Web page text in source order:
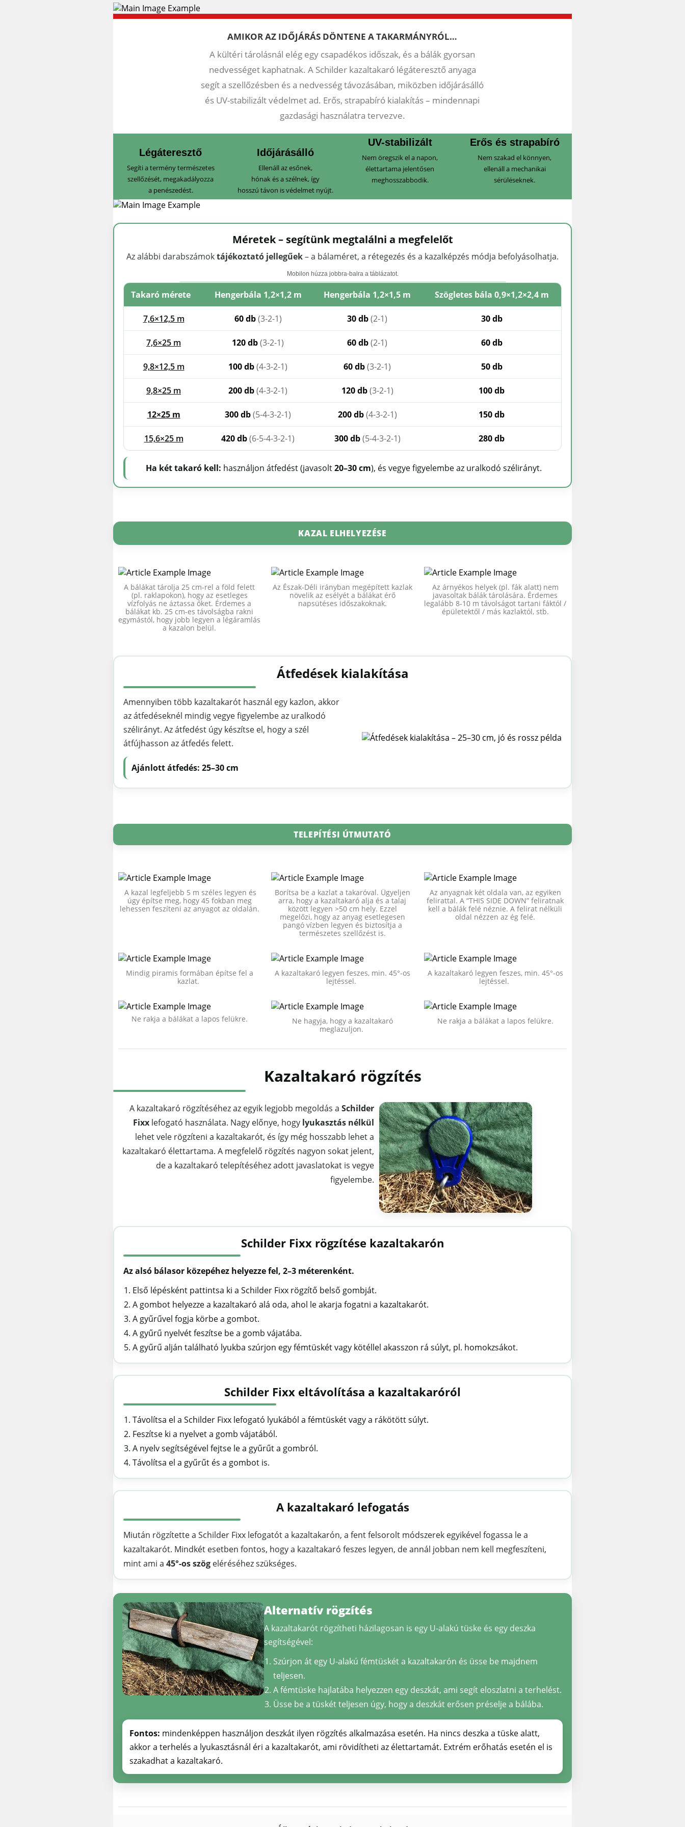
AMIKOR AZ IDŐJÁRÁS DÖNTENE A TAKARMÁNYRÓL…
A kültéri tárolásnál elég egy csapadékos időszak, és a bálák gyorsan
nedvességet kaphatnak. A Schilder kazaltakaró légáteresztő anyaga
segít a szellőzésben és a nedvesség távozásában, miközben időjárásálló
és UV-stabilizált védelmet ad. Erős, strapabíró kialakítás – mindennapi
gazdasági használatra tervezve.
Légáteresztő
Segíti a termény természetes
szellőzését, megakadályozza
a penészedést.
Időjárásálló
Ellenáll az esőnek,
hónak és a szélnek, így
hosszú távon is védelmet nyújt.
UV-stabilizált
Nem öregszik el a napon,
élettartama jelentősen
meghosszabbodik.
Erős és strapabíró
Nem szakad el könnyen,
ellenáll a mechanikai
sérüléseknek.
Méretek – segítünk megtalálni a megfelelőt
Az alábbi darabszámoktájékoztató jellegűek– a bálaméret, a rétegezés és a kazalképzés módja befolyásolhatja.
Mobilon húzza jobbra-balra a táblázatot.
Takaró mérete Hengerbála 1,2×1,2 m Hengerbála 1,2×1,5 m Szögletes bála 0,9×1,2×2,4 m
7,6×12,5 m 60 db (3-2-1) 30 db(2-1) 30 db
7,6×25 m 120 db(3-2-1) 60 db(2-1) 60 db
9,8×12,5 m 100 db(4-3-2-1) 60 db(3-2-1) 50 db
9,8×25 m 200 db(4-3-2-1) 120 db (3-2-1) 100 db
12×25 m 300 db(5-4-3-2-1) 200 db (4-3-2-1) 150 db
15,6×25 m 420 db(6-5-4-3-2-1) 300 db (5-4-3-2-1) 280 db
Ha két takaró kell: használjon átfedést (javasolt20–30 cm), és vegye figyelembe az uralkodó szélirányt.
KAZAL ELHELYEZÉSE
A bálákat tárolja 25 cm-rel a föld felett
(pl. raklapokon), hogy az esetleges
vízfolyás ne áztassa őket. Érdemes a
bálákat kb. 25 cm-es távolságba rakni
egymástól, hogy jobb legyen a légáramlás
a kazalon belül.
Az Észak-Déli irányban megépített kazlak
növelik az esélyét a bálákat érő
napsütéses időszakoknak.
Az árnyékos helyek (pl. fák alatt) nem
javasoltak bálák tárolására. Érdemes
legalább 8-10 m távolságot tartani fáktól /
épületektől / más kazlaktól, stb.
Átfedések kialakítása
Amennyiben több kazaltakarót használ egy kazlon, akkor
az átfedéseknél mindig vegye figyelembe az uralkodó
szélirányt. Az átfedést úgy készítse el, hogy a szél
átfújhasson az átfedés felett.
Ajánlott átfedés: 25–30 cm
TELEPÍTÉSI ÚTMUTATÓ
A kazal legfeljebb 5 m széles legyen és
úgy építse meg, hogy 45 fokban meg
lehessen feszíteni az anyagot az oldalán.
Borítsa be a kazlat a takaróval. Ügyeljen
arra, hogy a kazaltakaró alja és a talaj
között legyen >50 cm hely. Ezzel
megelőzi, hogy az anyag esetlegesen
pangó vízben legyen és biztosítja a
természetes szellőzést is.
Az anyagnak két oldala van, az egyiken
felirattal. A “THIS SIDE DOWN” feliratnak
kell a bálák felé néznie. A felirat nélküli
oldal nézzen az ég felé.
Mindig piramis formában építse fel a
kazlat.
A kazaltakaró legyen feszes, min. 45°-os
lejtéssel.
A kazaltakaró legyen feszes, min. 45°-os
lejtéssel.
Ne rakja a bálákat a lapos felükre.
Ne hagyja, hogy a kazaltakaró
meglazuljon.
Ne rakja a bálákat a lapos felükre.
Kazaltakaró rögzítés
A kazaltakaró rögzítéséhez az egyik legjobb megoldás a Schilder
Fixxlefogató használata. Nagy előnye, hogy lyukasztás nélkül
lehet vele rögzíteni a kazaltakarót, és így még hosszabb lehet a
kazaltakaró élettartama. A megfelelő rögzítés nagyon sokat jelent,
de a kazaltakaró telepítéséhez adott javaslatokat is vegye
figyelembe.
Schilder Fixx rögzítése kazaltakarón
Az alsó bálasor közepéhez helyezze fel, 2–3 méterenként.
Első lépésként pattintsa ki a Schilder Fixx rögzítő belső gombját.
A gombot helyezze a kazaltakaró alá oda, ahol le akarja fogatni a kazaltakarót.
A gyűrűvel fogja körbe a gombot.
A gyűrű nyelvét feszítse be a gomb vájatába.
A gyűrű alján található lyukba szúrjon egy fémtüskét vagy kötéllel akasszon rá súlyt, pl. homokzsákot.
Schilder Fixx eltávolítása a kazaltakaróról
Távolítsa el a Schilder Fixx lefogató lyukából a fémtüskét vagy a rákötött súlyt.
Feszítse ki a nyelvet a gomb vájatából.
A nyelv segítségével fejtse le a gyűrűt a gombról.
Távolítsa el a gyűrűt és a gombot is.
A kazaltakaró lefogatás
Miután rögzítette a Schilder Fixx lefogatót a kazaltakarón, a fent felsorolt módszerek egyikével fogassa le a
kazaltakarót. Mindkét esetben fontos, hogy a kazaltakaró feszes legyen, de annál jobban nem kell megfeszíteni,
mint ami a 45°-os szög eléréséhez szükséges.
Alternatív rögzítés
A kazaltakarót rögzítheti házilagosan is egy U-alakú tüske és egy deszka
segítségével:
Szúrjon át egy U-alakú fémtüskét a kazaltakarón és üsse be majdnem
teljesen.
A fémtüske hajlatába helyezzen egy deszkát, ami segít eloszlatni a terhelést.
Üsse be a tüskét teljesen úgy, hogy a deszkát erősen préselje a bálába.
Fontos: mindenképpen használjon deszkát ilyen rögzítés alkalmazása esetén. Ha nincs deszka a tüske alatt,
akkor a terhelés a lyukasztásnál éri a kazaltakarót, ami rövidítheti az élettartamát. Extrém erőhatás esetén el is
szakadhat a kazaltakaró.